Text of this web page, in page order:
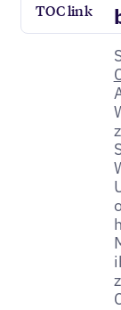
TOC link